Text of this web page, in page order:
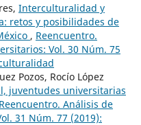
Interculturalidad y
retos y posibilidades de
, Reencuentro.
Vol. 30 Núm. 75
Pozos, Rocío López
juventudes universitarias
Reencuentro. Análisis de
31 Núm. 77 (2019):